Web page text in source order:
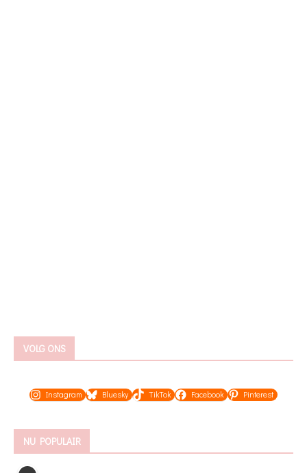
VOLG ONS
Instagram Bluesky TikTok Facebook Pinterest
NU POPULAIR